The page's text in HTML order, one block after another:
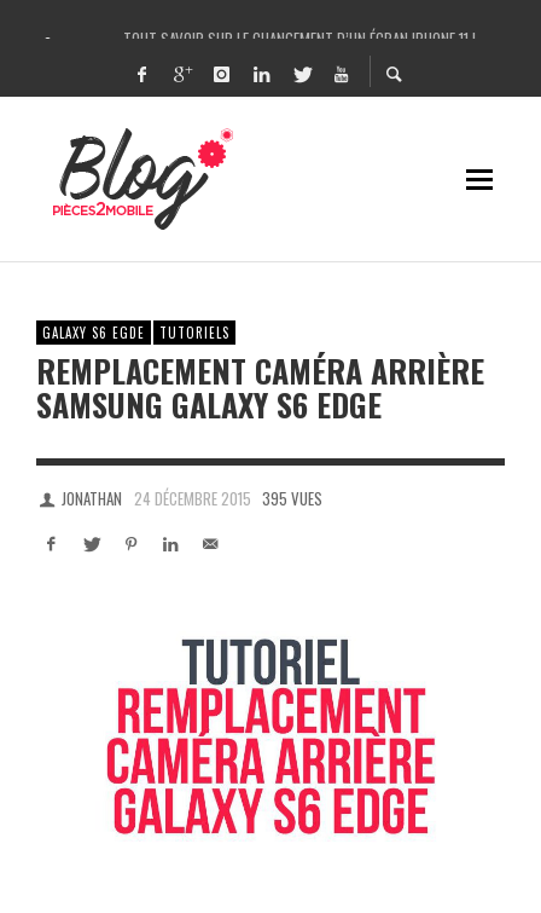
TOUT SAVOIR SUR LE CHANGEMENT D’UN ÉCRAN IPHONE 11 !
COMMENT IDENTIFIER UNE PANNE SUR IPHONE FACILEMENT ET LA RÉPARER ?
UN LASER POUR RÉPARER L’IPHONE X / CHANGER LA VITRE ARRIÈRE DE L’IPHONE
DÉCOUPEUSE DE FILMS DE PROTECTION ANTI-CASSE HYDROGEL – ROCK SPACE
GALAXY S6 EGDE TUTORIELS
REMPLACEMENT CAMÉRA ARRIÈRE
SAMSUNG GALAXY S6 EDGE
JONATHAN 24 DÉCEMBRE 2015 395 VUES